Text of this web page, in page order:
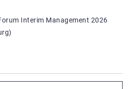
Interim Management 2026